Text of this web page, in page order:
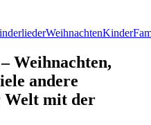
WeihnachtenKinder
Weihnachten,
andere
Welt mit der